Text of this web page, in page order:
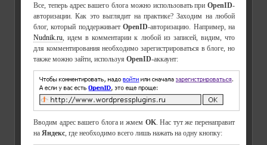
Все, теперь адрес вашего блога можно использовать при OpenID-
авторизации. Как это выглядит на практике? Заходим на любой
блог, который поддерживаетOpenID-авторизацию. Например, на
Nudnik.ru , идем в комментарии к любой из записей, видим, что
для комментирования необходимо зарегистрироваться в блоге, но
также можно зайти, используя OpenID-аккаунт:
Вводим адрес вашего блога и жмем OK. Нас тут же перенаправит
на Яндекс, где необходимо всего лишь нажать на одну кнопку: